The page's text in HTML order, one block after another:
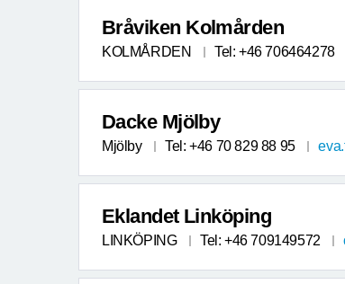
Bråviken Kolmården
KOLMÅRDEN Tel: +46 706464278
Dacke Mjölby
Mjölby Tel: +46 70 829 88 95
Eklandet Linköping
LINKÖPING Tel: +46 709149572